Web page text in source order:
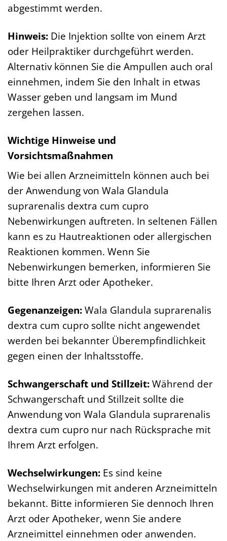
abgestimmt werden.
Hinweis: Die Injektion sollte von einem Arzt
oder Heilpraktiker durchgeführt werden.
Alternativ können Sie die Ampullen auch oral
einnehmen, indem Sie den Inhalt in etwas
Wasser geben und langsam im Mund
zergehen lassen.
Wichtige Hinweise und
Vorsichtsmaßnahmen
Wie bei allen Arzneimitteln können auch bei
der Anwendung von Wala Glandula
suprarenalis dextra cum cupro
Nebenwirkungen auftreten. In seltenen Fällen
kann es zu Hautreaktionen oder allergischen
Reaktionen kommen. Wenn Sie
Nebenwirkungen bemerken, informieren Sie
bitte Ihren Arzt oder Apotheker.
Gegenanzeigen:Wala Glandula suprarenalis
dextra cum cupro sollte nicht angewendet
werden bei bekannter Überempfindlichkeit
gegen einen der Inhaltsstoffe.
Schwangerschaft und Stillzeit:Während der
Schwangerschaft und Stillzeit sollte die
Anwendung von Wala Glandula suprarenalis
dextra cum cupro nur nach Rücksprache mit
Ihrem Arzt erfolgen.
Wechselwirkungen: Es sind keine
Wechselwirkungen mit anderen Arzneimitteln
bekannt. Bitte informieren Sie dennoch Ihren
Arzt oder Apotheker, wenn Sie andere
Arzneimittel einnehmen oder anwenden.